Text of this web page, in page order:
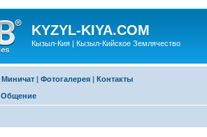
KYZYL-KIYA.COM
Кызыл-Кия | Кызыл-Кийское Землячество
Миничат | Фотогалерея | Контакты
Общение